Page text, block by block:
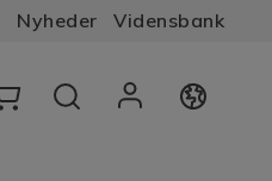
Nyheder Vidensbank